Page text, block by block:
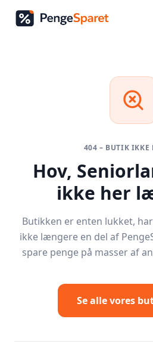
404 – BUTIK IKKE
Hov,
ikke her
Butikken er enten lukket,
ikke længere en del af
spare penge på masser af
Se alle vores